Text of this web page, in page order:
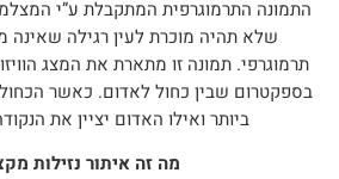
התמונה התרמוגרפית המתקבלת ע”י
שלא תהיה מוכרת לעין רגילה שאינה
תרמוגרפי. תמונה זו מתארת את המצג
בספקטרום שבין כחול לאדום. כאשר
ביותר ואילו האדום יציין את
מה זה איתור נזילות